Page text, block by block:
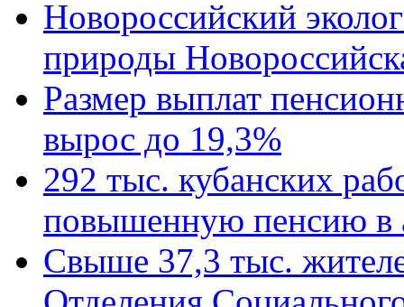
Новороссийский
природы
Размер выплат
вырос до 19,3%
292 тыс. кубанских
повышенную пенсию в
Свыше 37,3 тыс.